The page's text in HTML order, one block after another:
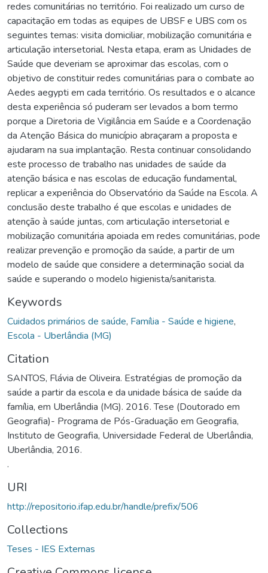
redes comunitárias no território. Foi realizado um curso de
capacitação em todas as equipes de UBSF e UBS com os
seguintes temas: visita domiciliar, mobilização comunitária e
articulação intersetorial. Nesta etapa, eram as Unidades de
Saúde que deveriam se aproximar das escolas, com o
objetivo de constituir redes comunitárias para o combate ao
Aedes aegypti em cada território. Os resultados e o alcance
desta experiência só puderam ser levados a bom termo
porque a Diretoria de Vigilância em Saúde e a Coordenação
da Atenção Básica do município abraçaram a proposta e
ajudaram na sua implantação. Resta continuar consolidando
este processo de trabalho nas unidades de saúde da
atenção básica e nas escolas de educação fundamental,
replicar a experiência do Observatório da Saúde na Escola. A
conclusão deste trabalho é que escolas e unidades de
atenção à saúde juntas, com articulação intersetorial e
mobilização comunitária apoiada em redes comunitárias, pode
realizar prevenção e promoção da saúde, a partir de um
modelo de saúde que considere a determinação social da
saúde e superando o modelo higienista/sanitarista.
Keywords
Cuidados primários de saúde, Família - Saúde e higiene,
Escola - Uberlândia (MG)
Citation
SANTOS, Flávia de Oliveira. Estratégias de promoção da
saúde a partir da escola e da unidade básica de saúde da
família, em Uberlândia (MG). 2016. Tese (Doutorado em
Geografia)- Programa de Pós-Graduação em Geografia,
Instituto de Geografia, Universidade Federal de Uberlândia,
Uberlândia, 2016.
.
URI
http://repositorio.ifap.edu.br/handle/prefix/506
Collections
Teses - IES Externas